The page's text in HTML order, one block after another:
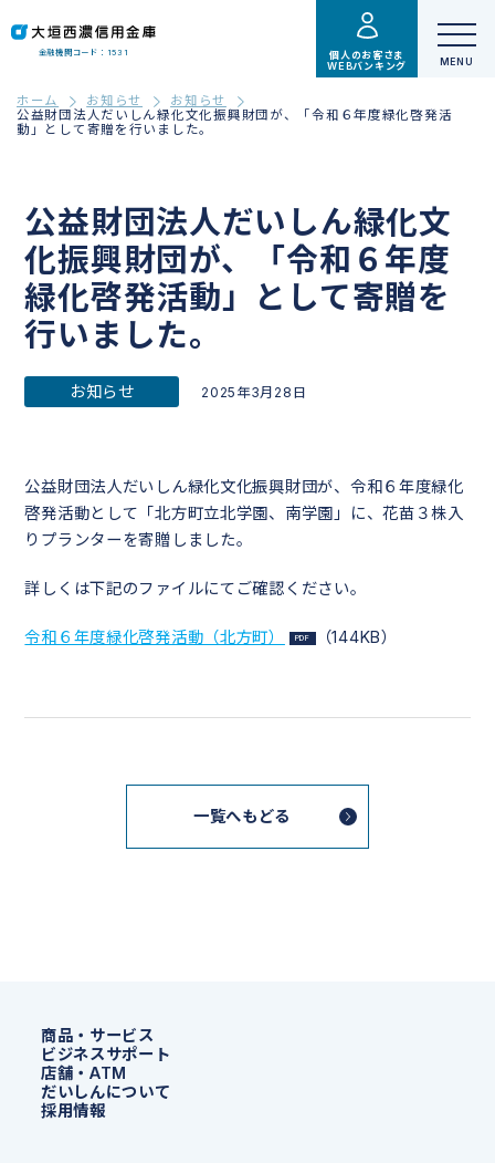
金融機関コード：1531
個人のお客さま
WEBバンキング
ホーム お知らせ
お知らせ
公益財団法人だいしん緑化文化振興財団が、「令和６年度緑化啓発活
動」として寄贈を行いました。
公益財団法人だいしん緑化文
化振興財団が、「令和６年度
緑化啓発活動」として寄贈を
行いました。
お知らせ 2025年3月28日
公益財団法人だいしん緑化文化振興財団が、令和６年度緑化
啓発活動として「北方町立北学園、南学園」に、花苗３株入
りプランターを寄贈しました。
詳しくは下記のファイルにてご確認ください。
令和６年度緑化啓発活動（北方町） （144KB）
一覧へもどる
商品・サービス
ビジネスサポート
店舗・ATM
だいしんについて
採用情報